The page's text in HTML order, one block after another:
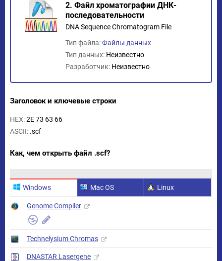
2. Файл хроматографии ДНК-
последовательности
DNA Sequence Chromatogram File
Тип файла:Файлы данных
Тип данных: Неизвестно
Разработчик: Неизвестно
Заголовок и ключевые строки
HEX:2E 73 63 66
ASCII: .scf
Как, чем открыть файл .scf?
Windows Mac OS Linux
Genome Compiler
Technelysium Chromas
DNASTAR Lasergene